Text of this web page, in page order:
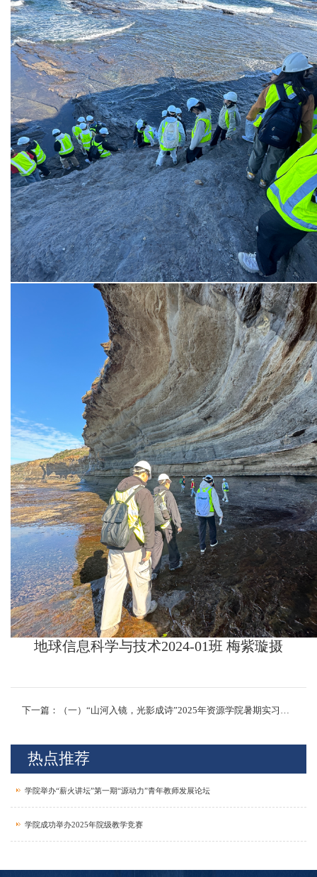
地球信息科学与技术2024-01班 梅紫璇摄
热点推荐
学院举办“薪火讲坛”第一期“源动力”青年教师发展论坛
学院成功举办2025年院级教学竞赛